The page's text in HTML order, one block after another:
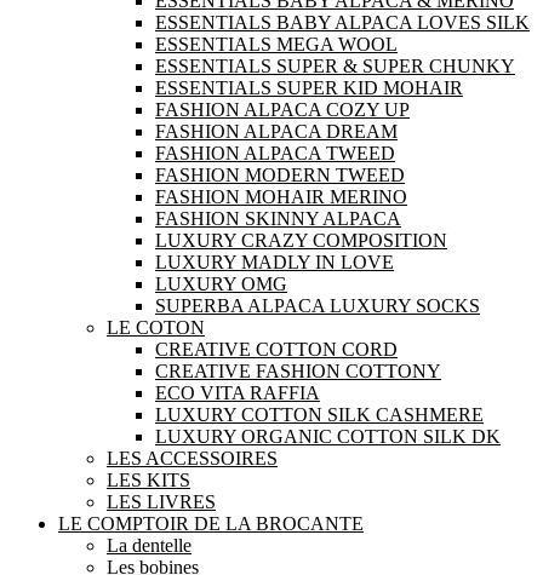
ESSENTIALS BABY ALPACA LOVES SILK
ESSENTIALS MEGA WOOL
ESSENTIALS SUPER & SUPER CHUNKY
ESSENTIALS SUPER KID MOHAIR
FASHION ALPACA COZY UP
FASHION ALPACA DREAM
FASHION ALPACA TWEED
FASHION MODERN TWEED
FASHION MOHAIR MERINO
FASHION SKINNY ALPACA
LUXURY CRAZY COMPOSITION
LUXURY MADLY IN LOVE
LUXURY OMG
SUPERBA ALPACA LUXURY SOCKS
LE COTON
CREATIVE COTTON CORD
CREATIVE FASHION COTTONY
ECO VITA RAFFIA
LUXURY COTTON SILK CASHMERE
LUXURY ORGANIC COTTON SILK DK
LES ACCESSOIRES
LES KITS
LES LIVRES
LE COMPTOIR DE LA BROCANTE
La dentelle
Les bobines